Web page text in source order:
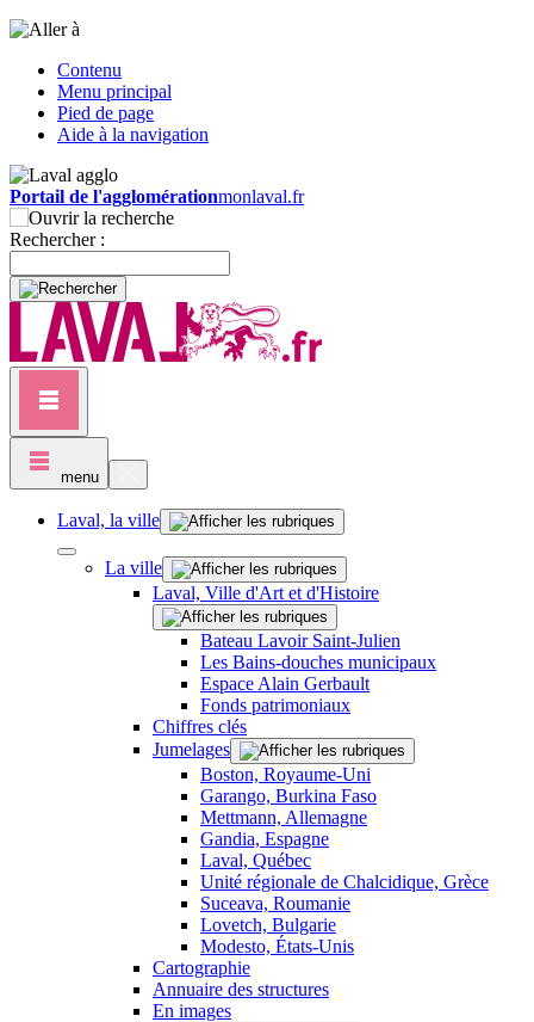
Contenu
Menu principal
Pied de page
Aide à la navigation
Portail de l'agglomérationmonlaval.fr
Rechercher :
menu
Laval, la ville
La ville
Laval, Ville d'Art et d'Histoire
Bateau Lavoir Saint-Julien
Les Bains-douches municipaux
Espace Alain Gerbault
Fonds patrimoniaux
Chiffres clés
Jumelages
Boston, Royaume-Uni
Garango, Burkina Faso
Mettmann, Allemagne
Gandia, Espagne
Laval, Québec
Unité régionale de Chalcidique, Grèce
Suceava, Roumanie
Lovetch, Bulgarie
Modesto, États-Unis
Cartographie
Annuaire des structures
En images